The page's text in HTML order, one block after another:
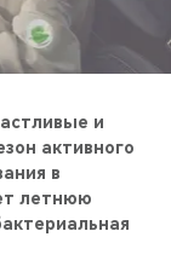
и
активного
в
летнюю